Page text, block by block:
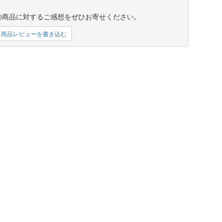
品に対するご感想をぜひお寄せください。
品レビューを書き込む